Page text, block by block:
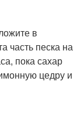
в
часть песка на
пока сахар
цедру и